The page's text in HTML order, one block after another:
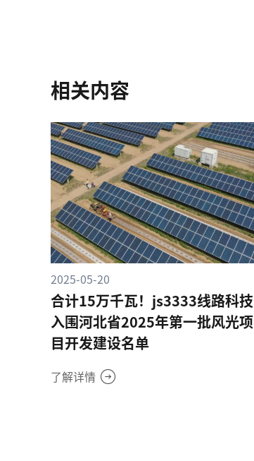
相关内容
2025-05-20
合计15万千瓦！js3333线路科技
入围河北省2025年第一批风光项
目开发建设名单
了解详情